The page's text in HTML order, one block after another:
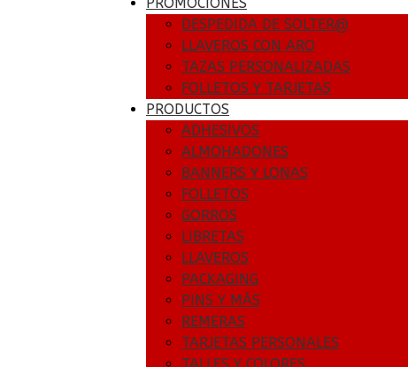
DESPEDIDA DE SOLTER@
LLAVEROS CON ARO
TAZAS PERSONALIZADAS
FOLLETOS Y TARJETAS
PRODUCTOS
ADHESIVOS
ALMOHADONES
BANNERS Y LONAS
FOLLETOS
GORROS
LIBRETAS
LLAVEROS
PACKAGING
PINS Y MÁS
REMERAS
TARJETAS PERSONALES